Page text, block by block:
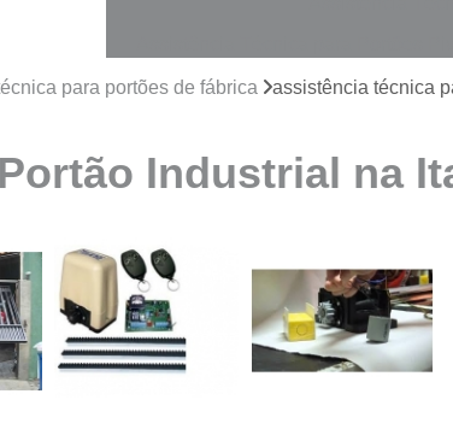
Automatização de Portão de
Automatização de Portão Ppa
Automatizar Portão 2 Folhas
Conserto de Motor de
Conserto de Motor Portão
para portões de fábrica assistência técnica
Industrial na